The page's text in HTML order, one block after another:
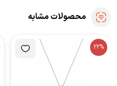
محصولات مشابه
22%